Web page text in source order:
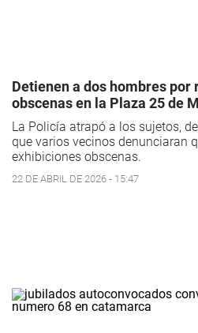
Detienen a dos hombres
obscenas en la Plaza 25 de
La Policía atrapó a los sujetos,
que varios vecinos denunciaran
exhibiciones obscenas.
22 DE ABRIL DE 2026 - 15:47